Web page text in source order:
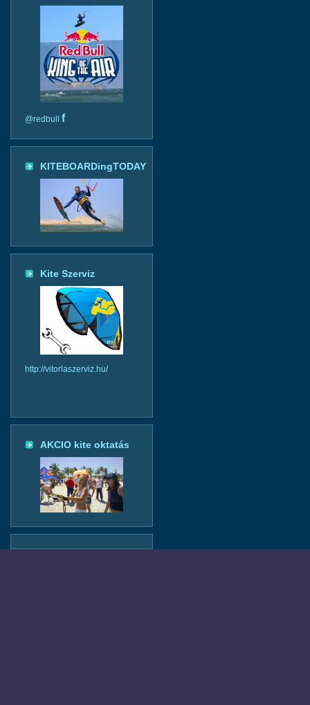
@redbull f
KITEBOARDingTODAY
Kite Szerviz
http://vitorlaszerviz.hu/
AKCIO kite oktatás